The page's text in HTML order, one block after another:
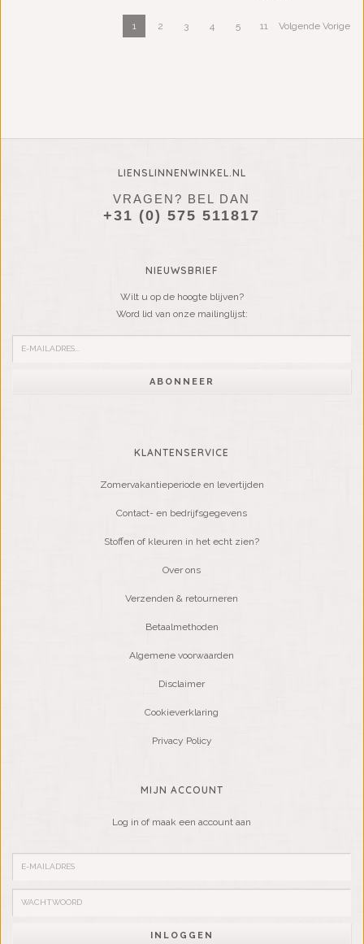
1 2 3 4 5 11 Volgende Vorige
LIENSLINNENWINKEL.NL
VRAGEN? BEL DAN
+31 (0) 575 511817
NIEUWSBRIEF
Wilt u op de hoogte blijven?
Word lid van onze mailinglijst:
ABONNEER
KLANTENSERVICE
Zomervakantieperiode en levertijden
Contact- en bedrijfsgegevens
Stoffen of kleuren in het echt zien?
Over ons
Verzenden & retourneren
Betaalmethoden
Algemene voorwaarden
Disclaimer
Cookieverklaring
Privacy Policy
MIJN ACCOUNT
Log in of maak een account aan
INLOGGEN